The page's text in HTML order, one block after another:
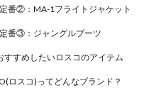
番②：MA-1フライトジャケット
番③：ジャングルブーツ
すすめしたいロスコのアイテム
ロスコ)ってどんなブランド？